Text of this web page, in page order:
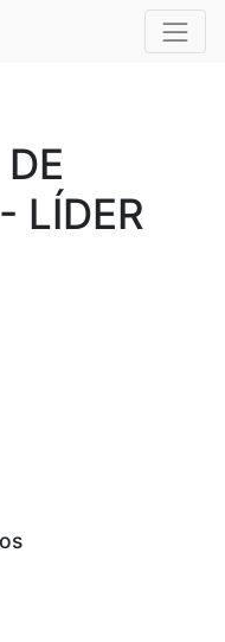
LÍDER